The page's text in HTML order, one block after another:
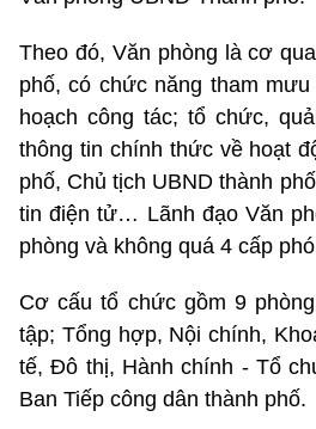
Theo đó, Văn phòng là cơ
phố, có chức năng tham
hoạch công tác; tổ chức,
thông tin chính thức về hoạt
phố, Chủ tịch UBND thành
tin điện tử… Lãnh đạo Văn
phòng và không quá 4 cấp
Cơ cấu tổ chức gồm 9
tập; Tổng hợp, Nội chính,
tế, Đô thị, Hành chính - Tổ
Ban Tiếp công dân thành phố.